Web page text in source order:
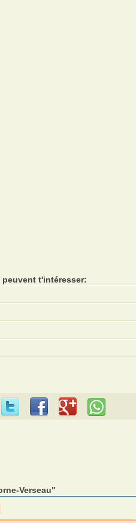
t'intéresser:
Verseau"